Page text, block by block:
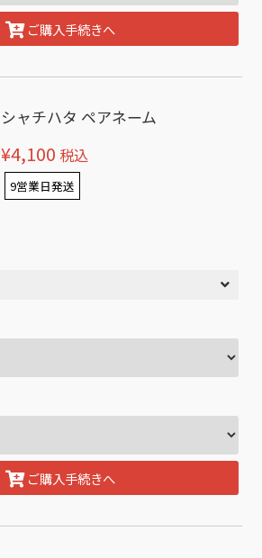
ご購入手続きへ
シャチハタ ペアネーム
¥4,100 税込
9営業日発送
ご購入手続きへ